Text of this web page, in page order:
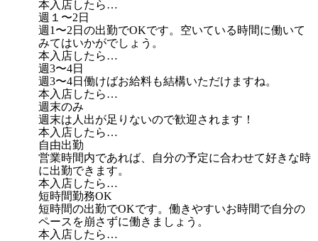
本入店したら…
週１〜2日
週1〜2日の出勤でOKです。空いている時間に働いて
みてはいかがでしょう。
本入店したら…
週3〜4日
週3〜4日働けばお給料も結構いただけますね。
本入店したら…
週末のみ
週末は人出が足りないので歓迎されます！
本入店したら…
自由出勤
営業時間内であれば、自分の予定に合わせて好きな時
に出勤できます。
本入店したら…
短時間勤務OK
短時間の出勤でOKです。働きやすいお時間で自分の
ペースを崩さずに働きましょう。
本入店したら…